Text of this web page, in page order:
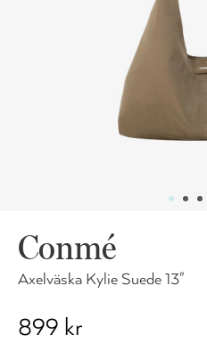
Conmé
Axelväska Kylie Suede 13"
899 kr